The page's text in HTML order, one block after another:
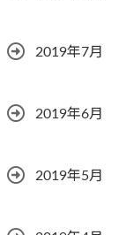
2019年7月
2019年6月
2019年5月